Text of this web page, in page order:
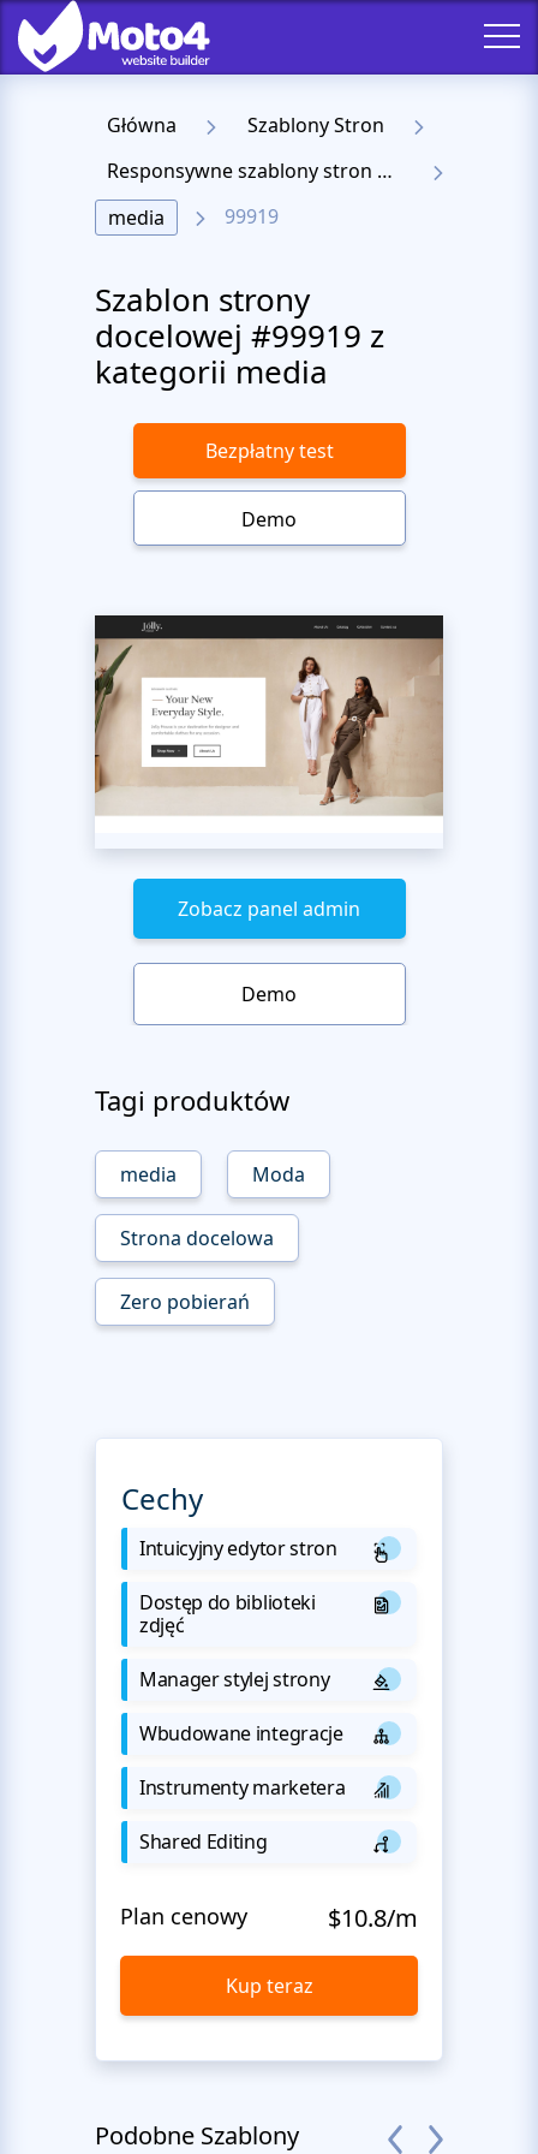
Główna
Szablony Stron
Responsywne szablony stron docelowych
media
99919
Szablon strony
docelowej #99919 z
kategorii media
Bezpłatny test
Demo
Zobacz panel admin
Demo
Tagi produktów
media Moda
Strona docelowa
Zero pobierań
Cechy
Intuicyjny edytor stron
Dostęp do biblioteki
zdjęć
Manager stylej strony
Wbudowane integracje
Instrumenty marketera
Shared Editing
Plan cenowy $10.8/m
Kup teraz
Podobne Szablony